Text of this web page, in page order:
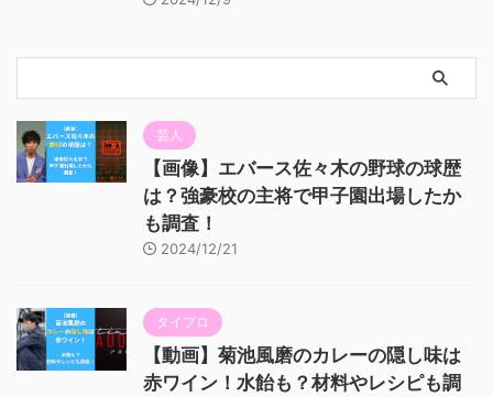
芸人
【画像】エバース佐々木の野球の球歴
は？強豪校の主将で甲子園出場したか
も調査！
2024/12/21
タイプロ
【動画】菊池風磨のカレーの隠し味は
赤ワイン！水飴も？材料やレシピも調